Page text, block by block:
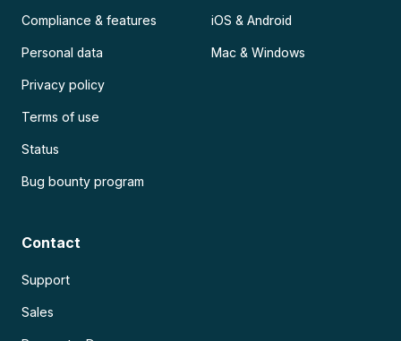
Compliance & features
Personal data
Privacy policy
Terms of use
Status
Bug bounty program
iOS & Android
Mac & Windows
Contact
Support
Sales